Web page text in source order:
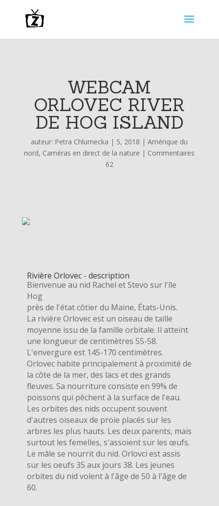
WEBCAM
ORLOVEC RIVER
DE HOG ISLAND
auteur: Petra Chlumecka | 5, 2018 |Amérique du
nord, Caméras en direct de la nature | Commentaires
62
Rivière Orlovec - description
Bienvenue au nid Rachel et Stevo sur l'île
Hog
près de l'état côtier du Maine, États-Unis.
La rivière Orlovec est un oiseau de taille
moyenne issu de la famille orbitale. Il atteint
une longueur de centimètres 55-58.
L'envergure est 145-170 centimètres.
Orlovec habite principalement à proximité de
la côte de la mer, des lacs et des grands
fleuves. Sa nourriture consiste en 99% de
poissons qui pêchent à la surface de l'eau.
Les orbites des nids occupent souvent
d'autres oiseaux de proie placés sur les
arbres les plus hauts. Les deux parents, mais
surtout les femelles, s'assoient sur les œufs.
Le mâle se nourrit du nid. Orlovci est assis
sur les oeufs 35 aux jours 38. Les jeunes
orbites du nid volent à l'âge de 50 à l'âge de
60.